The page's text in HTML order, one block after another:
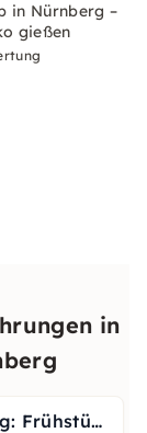
in Nürnberg –
gießen
in
Date & Create in Nürnberg: Frühstück + DIY